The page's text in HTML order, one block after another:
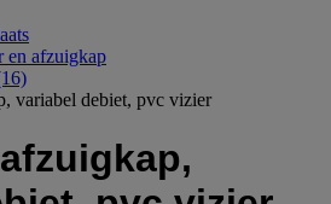
en afzuigkap
variabel debiet, pvc vizier